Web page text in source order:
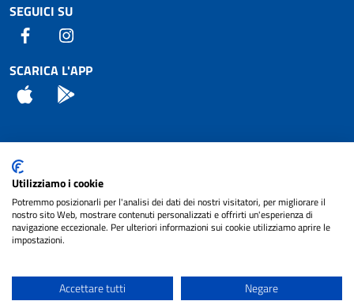
SEGUICI SU
Facebook
SCARICA L'APP
App Store
Attuazione Misure PNRR
Piano di miglioramento del sito
Note legali
cura diNET SMART
Utilizziamo i cookie
Potremmo posizionarli per l'analisi dei dati dei nostri visitatori, per migliorare il
nostro sito Web, mostrare contenuti personalizzati e offrirti un'esperienza di
navigazione eccezionale. Per ulteriori informazioni sui cookie utilizziamo aprire le
impostazioni.
Accettare tutti Negare